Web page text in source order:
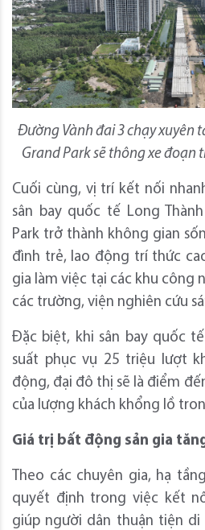
Đường Vành đai 3 chạy xuyên
Grand Park sẽ thông xe đoạn
Cuối cùng, vị trí kết nối
sân bay quốc tế Long
Park trở thành không gian
đình trẻ, lao động trí thức
gia làm việc tại các khu công
các trường, viện nghiên cứu
Đặc biệt, khi sân bay quốc
suất phục vụ 25 triệu lượt
động, đại đô thị sẽ là điểm
của lượng khách khổng lồ
Giá trị bất động sản gia
Theo các chuyên gia, hạ
quyết định trong việc kết
giúp người dân thuận tiện di